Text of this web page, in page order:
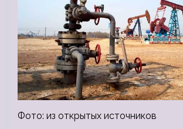
Фото: из открытых источников